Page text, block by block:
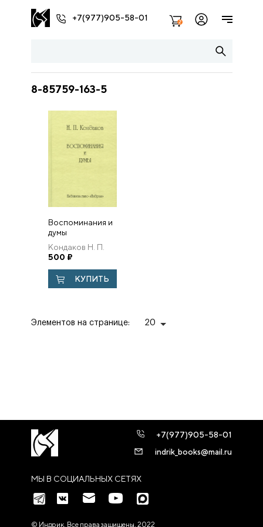
+7(977)905-58-01 2
8-85759-163-5
Воспоминания и
думы
Кондаков Н. П.
500 ₽
КУПИТЬ
Элементов на странице: 20
МЫ В СОЦИАЛЬНЫХ СЕТЯХ
+7(977)905-58-01
indrik_books@mail.ru
© Индрик. Все права защищены, 2022